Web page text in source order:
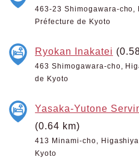
463-23 Shimogawara-cho,
Préfecture de Kyoto
Ryokan Inakatei
463 Shimogawara-cho,
de Kyoto
Yasaka-Yutone
(0.64 km)
413 Minami-cho,
Kyoto